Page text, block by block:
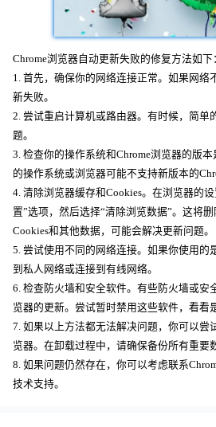
Chrome浏览器自动更新失败的修复方法如下
1. 首先，确保你的网络连接正常。如果网络
新失败。
2. 尝试重启计算机或路由器。有时候，简单
题。
3. 检查你的操作系统和Chrome浏览器的版
的操作系统或浏览器可能不支持新版本的
4. 清除浏览器缓存和Cookies。在浏览器的
置”选项，然后选择“清除浏览数据”。这将删
Cookies和其他数据，可能会解决更新问题。
5. 尝试使用不同的网络连接。如果你使用的
到私人网络或连接到有线网络。
6. 检查防火墙和安全软件。有些防火墙或安
览器的更新。尝试暂时禁用这些软件，看看
7. 如果以上方法都无法解决问题，你可以尝
览器。在卸载过程中，请确保备份所有重要
8. 如果问题仍然存在，你可以考虑联系
技术支持。